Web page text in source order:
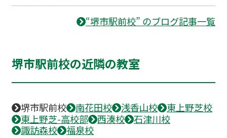
“堺市駅前校” のブログ記事一覧
堺市駅前校の近隣の教室
堺市駅前校 南花田校 浅香山校
東上野芝校
東上野芝-高校部
西湊校
石津川校
諏訪森校
福泉校